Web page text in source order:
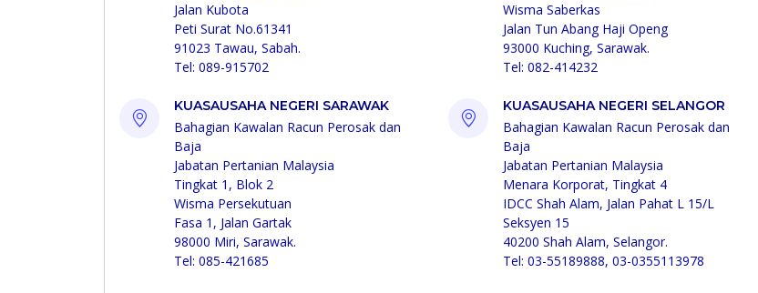
Jalan Kubota
Peti Surat No.61341
91023 Tawau, Sabah.
Tel: 089-915702
Wisma Saberkas
Jalan Tun Abang Haji Openg
93000 Kuching, Sarawak.
Tel: 082-414232
KUASAUSAHA NEGERI SARAWAK
Bahagian Kawalan Racun Perosak dan
Baja
Jabatan Pertanian Malaysia
Tingkat 1, Blok 2
Wisma Persekutuan
Fasa 1, Jalan Gartak
98000 Miri, Sarawak.
Tel: 085-421685
KUASAUSAHA NEGERI SELANGOR
Bahagian Kawalan Racun Perosak dan
Baja
Jabatan Pertanian Malaysia
Menara Korporat, Tingkat 4
IDCC Shah Alam, Jalan Pahat L 15/L
Seksyen 15
40200 Shah Alam, Selangor.
Tel: 03-55189888, 03-0355113978